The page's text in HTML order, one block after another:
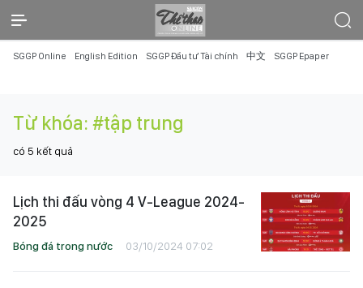
SGGP Online English Edition SGGP Đầu tư Tài chính 中文 SGGP Epaper
Từ khóa: #tập trung
có 5 kết quả
Lịch thi đấu vòng 4 V-League 2024-
2025
Bóng đá trong nước 03/10/2024 07:02